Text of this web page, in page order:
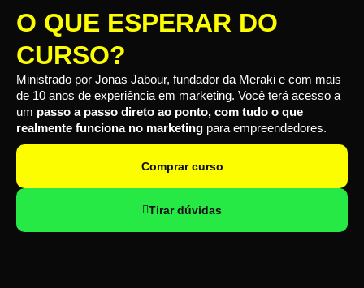
O QUE ESPERAR DO
CURSO?
Ministrado por Jonas Jabour, fundador da Meraki e com mais
de 10 anos de experiência em marketing. Você terá acesso a
um passo a passo direto ao ponto, com tudo o que
realmente funciona no marketing para empreendedores.
Comprar curso
Tirar dúvidas